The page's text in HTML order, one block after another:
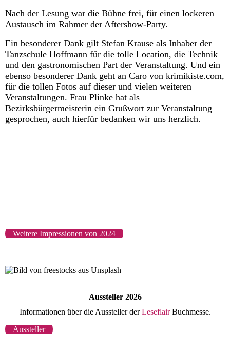
Nach der Lesung war die Bühne frei, für einen lockeren
Austausch im Rahmer der Aftershow-Party.
Ein besonderer Dank gilt Stefan Krause als Inhaber der
Tanzschule Hoffmann für die tolle Location, die Technik
und den gastronomischen Part der Veranstaltung. Und ein
ebenso besonderer Dank geht an Caro von krimikiste.com,
für die tollen Fotos auf dieser und vielen weiteren
Veranstaltungen. Frau Plinke hat als
Bezirksbürgermeisterin ein Grußwort zur Veranstaltung
gesprochen, auch hierfür bedanken wir uns herzlich.
Weitere Impressionen von 2024
Aussteller 2026
Informationen über die Aussteller derLeseflairBuchmesse.
Aussteller